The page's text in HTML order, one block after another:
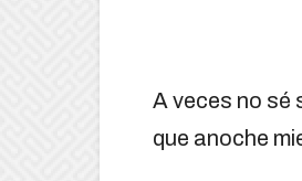
A veces no sé
que anoche